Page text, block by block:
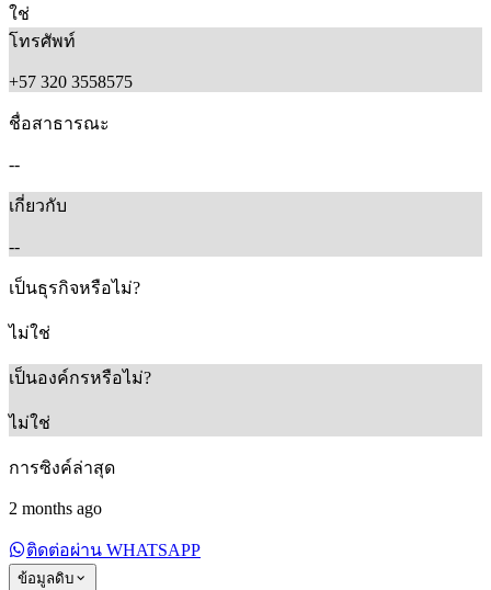
ใช่
โทรศัพท์
+57 320 3558575
ชื่อสาธารณะ
--
เกี่ยวกับ
--
เป็นธุรกิจหรือไม่?
ไม่ใช่
เป็นองค์กรหรือไม่?
ไม่ใช่
การซิงค์ล่าสุด
2 months ago
ติดต่อผ่าน WHATSAPP
ข้อมูลดิบ